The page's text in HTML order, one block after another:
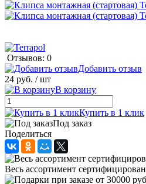
Отзывов: 0
Добавить отзыв
24 руб. / шт
В корзину
Купить в 1 клик
Под заказ
Поделиться
Весь ассортимент сертифицирован